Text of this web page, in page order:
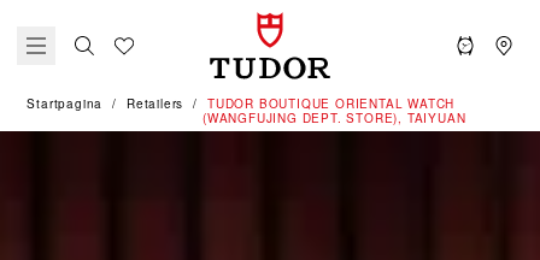
Startpagina Retailers
‭TUDOR BOUTIQUE ORIENTAL WATCH
(WANGFUJING DEPT. STORE), TAIYUAN‬